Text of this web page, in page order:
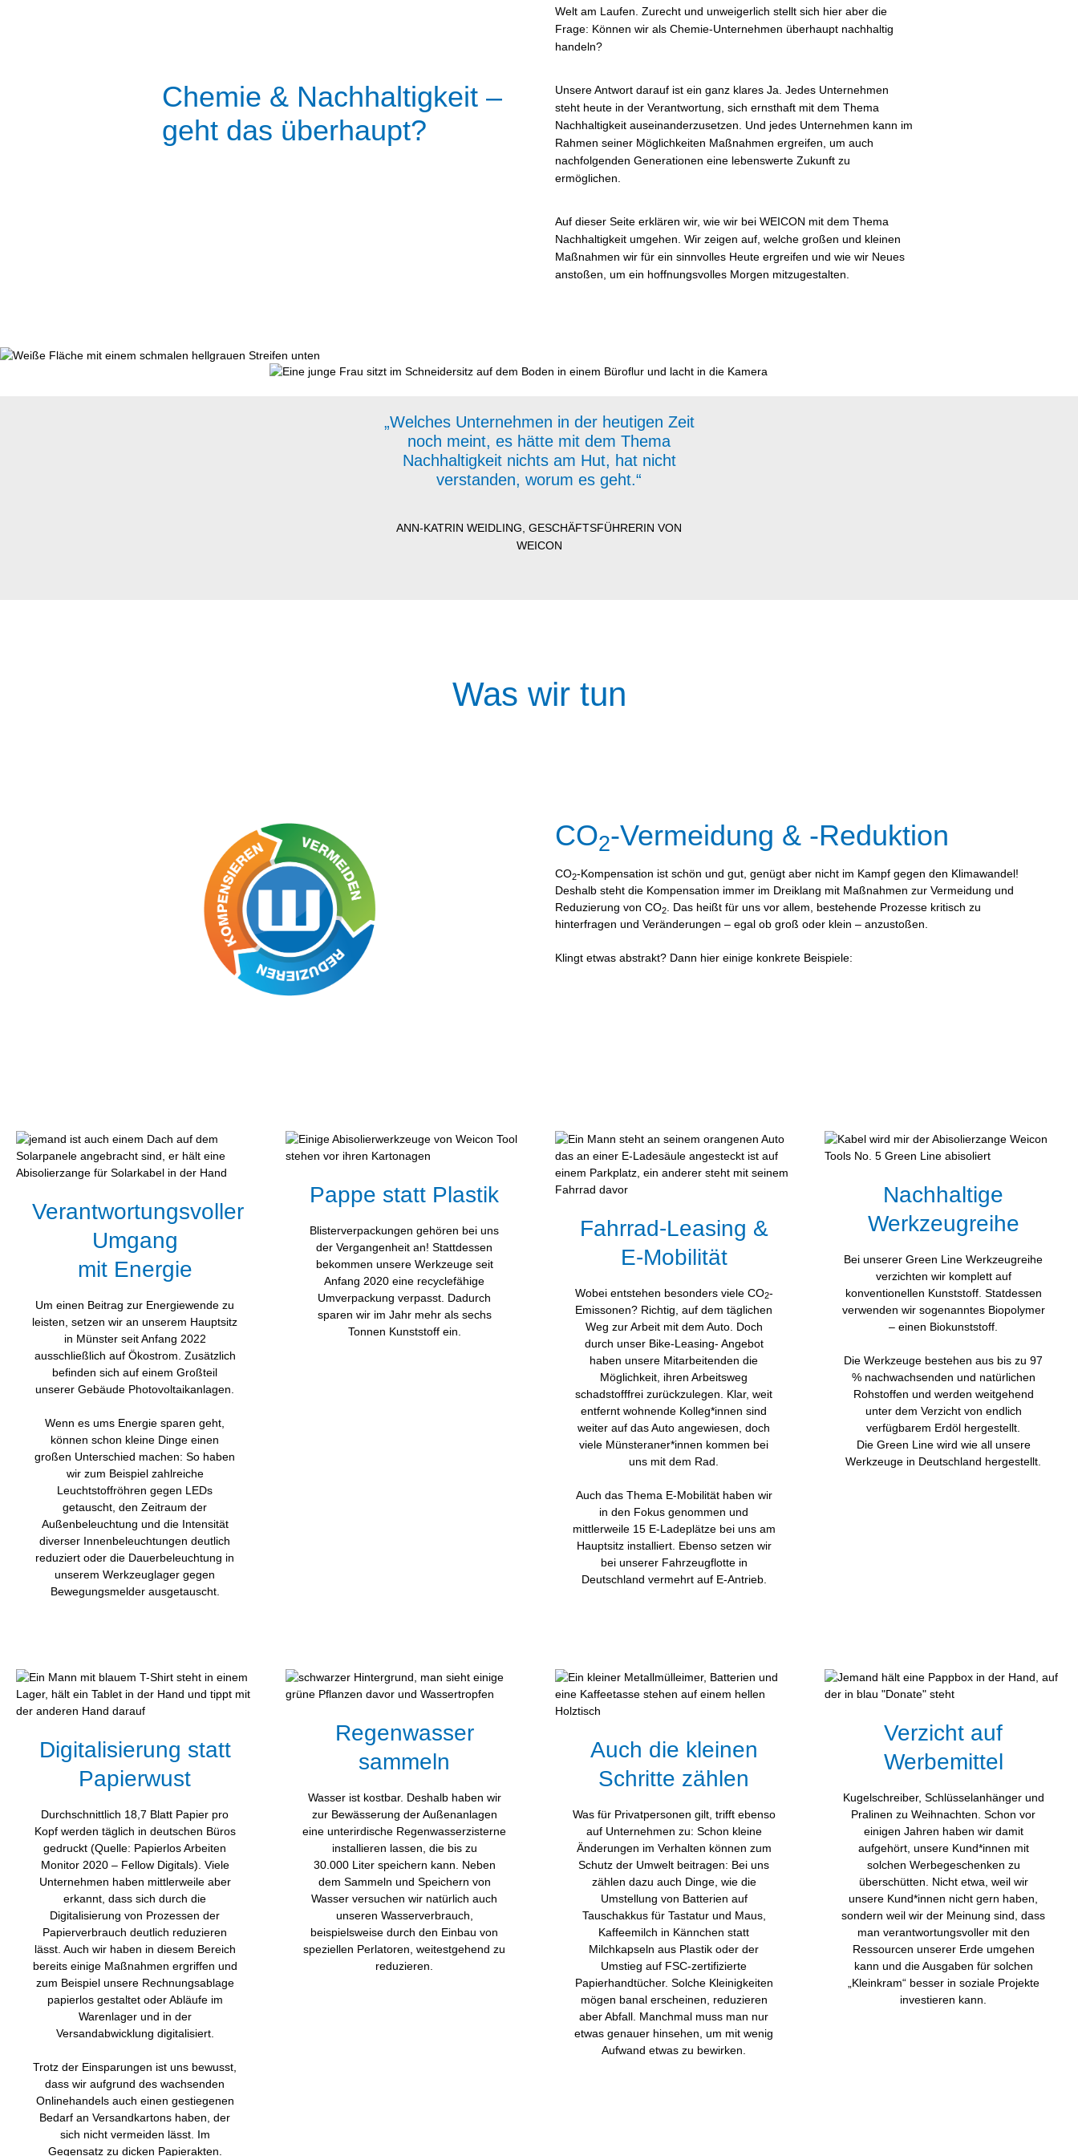
Chemie & Nachhaltigkeit –
geht das überhaupt?
Welt am Laufen. Zurecht und unweigerlich stellt sich hier aber die
Frage: Können wir als Chemie-Unternehmen überhaupt nachhaltig
handeln?
Unsere Antwort darauf ist ein ganz klares Ja. Jedes Unternehmen
steht heute in der Verantwortung, sich ernsthaft mit dem Thema
Nachhaltigkeit auseinanderzusetzen. Und jedes Unternehmen kann im
Rahmen seiner Möglichkeiten Maßnahmen ergreifen, um auch
nachfolgenden Generationen eine lebenswerte Zukunft zu
ermöglichen.
Auf dieser Seite erklären wir, wie wir bei WEICON mit dem Thema
Nachhaltigkeit umgehen. Wir zeigen auf, welche großen und kleinen
Maßnahmen wir für ein sinnvolles Heute ergreifen und wie wir Neues
anstoßen, um ein hoffnungsvolles Morgen mitzugestalten.
„Welches Unternehmen in der heutigen Zeit
noch meint, es hätte mit dem Thema
Nachhaltigkeit nichts am Hut, hat nicht
verstanden, worum es geht.“
ANN-KATRIN WEIDLING, GESCHÄFTSFÜHRERIN VON
WEICON
Was wir tun
CO2-Vermeidung & -Reduktion
CO2-Kompensation ist schön und gut, genügt aber nicht im Kampf gegen den Klimawandel!
Deshalb steht die Kompensation immer im Dreiklang mit Maßnahmen zur Vermeidung und
Reduzierung von CO2
. Das heißt für uns vor allem, bestehende Prozesse kritisch zu
hinterfragen und Veränderungen – egal ob groß oder klein – anzustoßen.
Klingt etwas abstrakt? Dann hier einige konkrete Beispiele:
Verantwortungsvoller
Umgang
mit Energie
Um einen Beitrag zur Energiewende zu
leisten, setzen wir an unserem Hauptsitz
in Münster seit Anfang 2022
ausschließlich auf Ökostrom. Zusätzlich
befinden sich auf einem Großteil
unserer Gebäude Photovoltaikanlagen.
Wenn es ums Energie sparen geht,
können schon kleine Dinge einen
großen Unterschied machen: So haben
wir zum Beispiel zahlreiche
Leuchtstoffröhren gegen LEDs
getauscht, den Zeitraum der
Außenbeleuchtung und die Intensität
diverser Innenbeleuchtungen deutlich
reduziert oder die Dauerbeleuchtung in
unserem Werkzeuglager gegen
Bewegungsmelder ausgetauscht.
Pappe statt Plastik
Blisterverpackungen gehören bei uns
der Vergangenheit an! Stattdessen
bekommen unsere Werkzeuge seit
Anfang 2020 eine recyclefähige
Umverpackung verpasst. Dadurch
sparen wir im Jahr mehr als sechs
Tonnen Kunststoff ein.
Fahrrad-Leasing &
E-Mobilität
Wobei entstehen besonders viele CO2-
Emissonen? Richtig, auf dem täglichen
Weg zur Arbeit mit dem Auto. Doch
durch unser Bike-Leasing- Angebot
haben unsere Mitarbeitenden die
Möglichkeit, ihren Arbeitsweg
schadstofffrei zurückzulegen. Klar, weit
entfernt wohnende Kolleg*innen sind
weiter auf das Auto angewiesen, doch
viele Münsteraner*innen kommen bei
uns mit dem Rad.
Auch das Thema E-Mobilität haben wir
in den Fokus genommen und
mittlerweile 15 E-Ladeplätze bei uns am
Hauptsitz installiert. Ebenso setzen wir
bei unserer Fahrzeugflotte in
Deutschland vermehrt auf E-Antrieb.
Nachhaltige
Werkzeugreihe
Bei unserer Green Line Werkzeugreihe
verzichten wir komplett auf
konventionellen Kunststoff. Statdessen
verwenden wir sogenanntes Biopolymer
– einen Biokunststoff.
Die Werkzeuge bestehen aus bis zu 97
% nachwachsenden und natürlichen
Rohstoffen und werden weitgehend
unter dem Verzicht von endlich
verfügbarem Erdöl hergestellt.
Die Green Line wird wie all unsere
Werkzeuge in Deutschland hergestellt.
Digitalisierung statt
Papierwust
Durchschnittlich 18,7 Blatt Papier pro
Kopf werden täglich in deutschen Büros
gedruckt (Quelle: Papierlos Arbeiten
Monitor 2020 – Fellow Digitals). Viele
Unternehmen haben mittlerweile aber
erkannt, dass sich durch die
Digitalisierung von Prozessen der
Papierverbrauch deutlich reduzieren
lässt. Auch wir haben in diesem Bereich
bereits einige Maßnahmen ergriffen und
zum Beispiel unsere Rechnungsablage
papierlos gestaltet oder Abläufe im
Warenlager und in der
Versandabwicklung digitalisiert.
Trotz der Einsparungen ist uns bewusst,
dass wir aufgrund des wachsenden
Onlinehandels auch einen gestiegenen
Bedarf an Versandkartons haben, der
sich nicht vermeiden lässt. Im
Gegensatz zu dicken Papierakten.
Regenwasser
sammeln
Wasser ist kostbar. Deshalb haben wir
zur Bewässerung der Außenanlagen
eine unterirdische Regenwasserzisterne
installieren lassen, die bis zu
30.000 Liter speichern kann. Neben
dem Sammeln und Speichern von
Wasser versuchen wir natürlich auch
unseren Wasserverbrauch,
beispielsweise durch den Einbau von
speziellen Perlatoren, weitestgehend zu
reduzieren.
Auch die kleinen
Schritte zählen
Was für Privatpersonen gilt, trifft ebenso
auf Unternehmen zu: Schon kleine
Änderungen im Verhalten können zum
Schutz der Umwelt beitragen: Bei uns
zählen dazu auch Dinge, wie die
Umstellung von Batterien auf
Tauschakkus für Tastatur und Maus,
Kaffeemilch in Kännchen statt
Milchkapseln aus Plastik oder der
Umstieg auf FSC-zertifizierte
Papierhandtücher. Solche Kleinigkeiten
mögen banal erscheinen, reduzieren
aber Abfall. Manchmal muss man nur
etwas genauer hinsehen, um mit wenig
Aufwand etwas zu bewirken.
Verzicht auf
Werbemittel
Kugelschreiber, Schlüsselanhänger und
Pralinen zu Weihnachten. Schon vor
einigen Jahren haben wir damit
aufgehört, unsere Kund*innen mit
solchen Werbegeschenken zu
überschütten. Nicht etwa, weil wir
unsere Kund*innen nicht gern haben,
sondern weil wir der Meinung sind, dass
man verantwortungsvoller mit den
Ressourcen unserer Erde umgehen
kann und die Ausgaben für solchen
„Kleinkram“ besser in soziale Projekte
investieren kann.